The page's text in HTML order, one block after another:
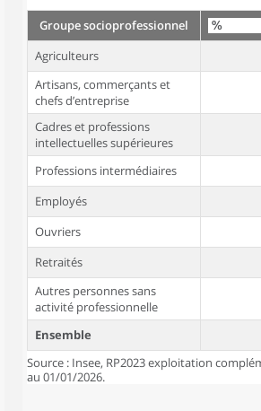
Groupe socioprofessionnel
Agriculteurs
Artisans, commerçants et
chefs d’entreprise
Cadres et professions
intellectuelles supérieures
Professions intermédiaires
Employés
Ouvriers
Retraités
Autres personnes sans
activité professionnelle
Ensemble
Source : Insee, RP2023 exploitation
au 01/01/2026.